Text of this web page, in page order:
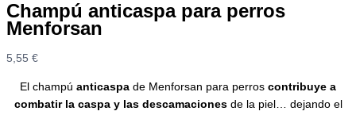
Champú anticaspa para perros
Menforsan
5,55 €
El champú anticaspa de Menforsan para perros contribuye a
combatir la caspa y las descamacionesde la piel… dejando el